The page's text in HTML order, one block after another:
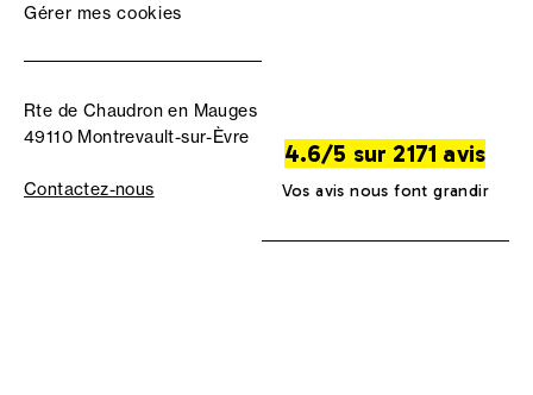
Gérer mes cookies
Rte de Chaudron en Mauges
49110 Montrevault-sur-Èvre
Contactez-nous
4.6/5 sur 2171 avis
Vos avis nous font grandir